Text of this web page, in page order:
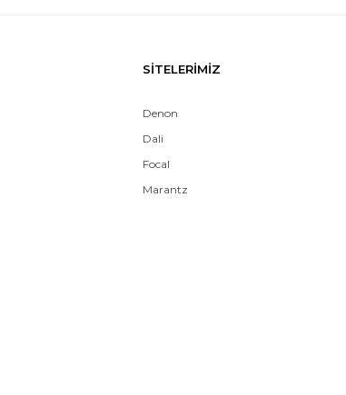
SİTELERİMİZ
Denon
Dali
Focal
Marantz